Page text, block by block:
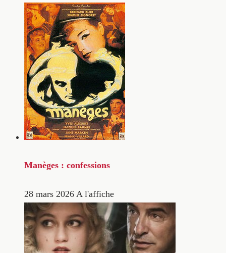
Manèges : confessions
28 mars 2026 A l'affiche